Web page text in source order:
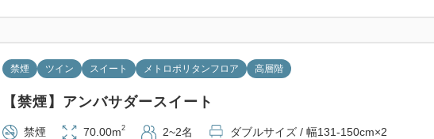
禁煙 ツイン スイート メトロポリタンフロア 高層階
【禁煙】アンバサダースイート
禁煙 70.00m2 2~2名 ダブルサイズ / 幅131-150cm×2